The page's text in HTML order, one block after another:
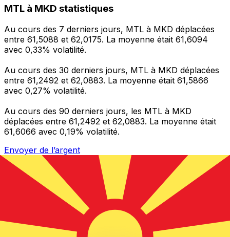
MTL à MKD statistiques
Au cours des 7 derniers jours, MTL à MKD déplacées
entre 61,5088 et 62,0175. La moyenne était 61,6094
avec 0,33% volatilité.
Au cours des 30 derniers jours, MTL à MKD déplacées
entre 61,2492 et 62,0883. La moyenne était 61,5866
avec 0,27% volatilité.
Au cours des 90 derniers jours, les MTL à MKD
déplacées entre 61,2492 et 62,0883. La moyenne était
61,6066 avec 0,19% volatilité.
Envoyer de l’argent
Gérez votre argent et vos devises lorsque vous
êtes en déplacement
L'application Xe réunit toutes les fonctionnalités
nécessaires pour vos transferts d'argent internationaux
et la gestion de vos devises. Convertissez des devises,
programmez des alertes de taux et transférez de